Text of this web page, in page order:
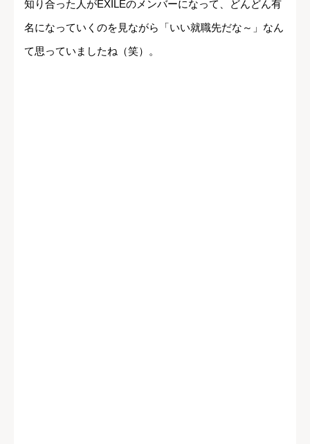
知り合った人がEXILEのメンバーになって、どんどん有
名になっていくのを見ながら「いい就職先だな～」なん
て思っていましたね（笑）。